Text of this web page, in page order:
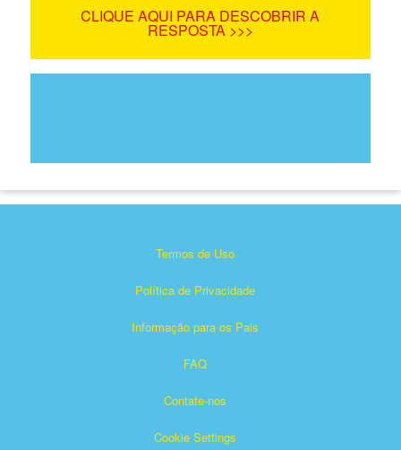
CLIQUE AQUI PARA DESCOBRIR A
RESPOSTA >>>
Termos de Uso
Política de Privacidade
Informação para os Pais
FAQ
Contate-nos
Cookie Settings